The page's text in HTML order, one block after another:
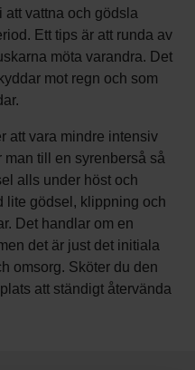
att vattna och gödsla
Ett tips är att runda av
möta varandra. Det
mot regn och som
att vara mindre intensiv
man till en syrenberså så
alls under höst och
lite gödsel, klippning och
Det handlar om en
det är just det initiala
omsorg. Sköter du den
att ständigt återvända